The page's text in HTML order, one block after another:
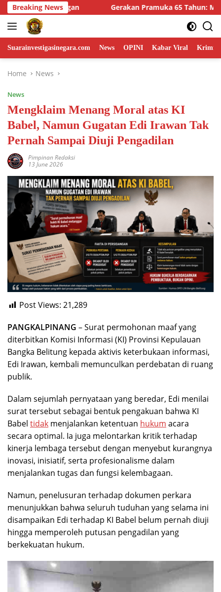
Skip
to
content
Breaking News
Pramuka 65 Tahun: Mengabdi, Membangun Karakter, dan
Suarainvestigasinegara.com News OPINI Kabar Viral
Home News
News
Mengklaim Menang Moral atas KI
Babel, Namun Gugatan Edi Irawan Tak
Pernah Sampai Diuji Pengadilan
Pimpinan Redaksi
13 June 2026
Post Views: 21,289
PANGKALPINANG – Surat permohonan maaf yang
diterbitkan Komisi Informasi (KI) Provinsi Kepulauan
Bangka Belitung kepada aktivis keterbukaan informasi,
Edi Irawan, kembali memunculkan perdebatan di ruang
publik.
Dalam sejumlah pernyataan yang beredar, Edi menilai
surat tersebut sebagai bentuk pengakuan bahwa KI
Babel tidak menjalankan ketentuan hukum acara
secara optimal. Ia juga melontarkan kritik terhadap
kinerja lembaga tersebut dengan menyebut kurangnya
inovasi, inisiatif, serta profesionalisme dalam
menjalankan tugas dan fungsi kelembagaan.
Namun, penelusuran terhadap dokumen perkara
menunjukkan bahwa seluruh tuduhan yang selama ini
disampaikan Edi terhadap KI Babel belum pernah diuji
hingga memperoleh putusan pengadilan yang
berkekuatan hukum.